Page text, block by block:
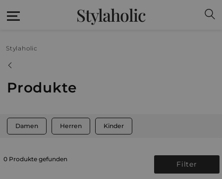
Stylaholic
Stylaholic
Produkte
Damen Herren Kinder
0 Produkte gefunden
Filter